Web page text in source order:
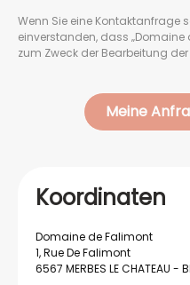
Wenn Sie eine Kontaktanfrage
einverstanden, dass
zum Zweck der Bearbeitung
Koordinaten
Domaine de Falimont
1, Rue De Falimont
6567 MERBES LE CHATEAU -